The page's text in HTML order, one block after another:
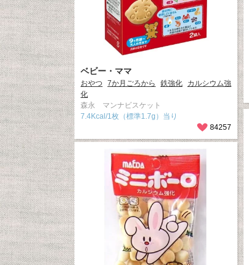
ベビー・ママ
おやつ 7か月ごろから 鉄強化
カルシウム強
化
森永 マンナビスケット
7.4Kcal/1枚（標準1.7g）当り
84257